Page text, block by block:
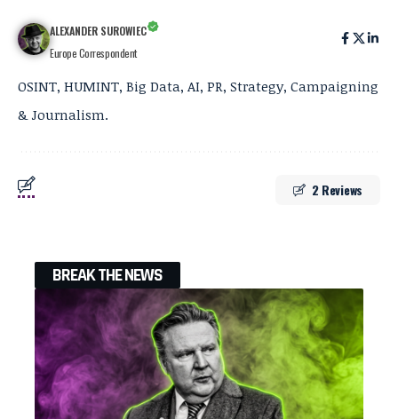
ALEXANDER SUROWIEC
Europe Correspondent
OSINT, HUMINT, Big Data, AI, PR, Strategy, Campaigning
& Journalism.
2 Reviews
BREAK THE NEWS